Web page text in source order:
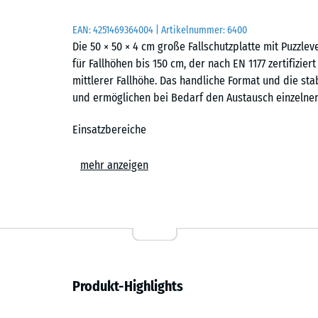
EAN:4251469364004 | Artikelnummer:6400
Die 50 × 50 × 4 cm große Fallschutzplatte mit
für Fallhöhen bis 150 cm, der nach EN 1177
mittlerer Fallhöhe. Das handliche Format und die
und ermöglichen bei Bedarf den Austausch
Einsatzbereiche
Die 4 cm starke Fallschutzplatte wird überall dort
Aufbau und Material
Die Fallschutzplatte besteht aus PU-gebundenem
und bezeichnet Gummigranulat aus recycelten
mehr anzeigen
Produkt-Highlights